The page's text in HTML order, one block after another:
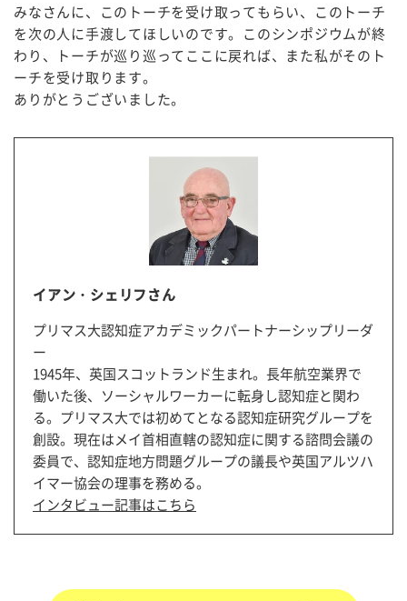
みなさんに、このトーチを受け取ってもらい、このトーチ
を次の人に手渡してほしいのです。このシンポジウムが終
わり、トーチが巡り巡ってここに戻れば、また私がそのト
ーチを受け取ります。
ありがとうございました。
イアン・シェリフさん
プリマス大認知症アカデミックパートナーシップリーダ
ー
1945年、英国スコットランド生まれ。長年航空業界で
働いた後、ソーシャルワーカーに転身し認知症と関わ
る。プリマス大では初めてとなる認知症研究グループを
創設。現在はメイ首相直轄の認知症に関する諮問会議の
委員で、認知症地方問題グループの議長や英国アルツハ
イマー協会の理事を務める。
インタビュー記事はこちら